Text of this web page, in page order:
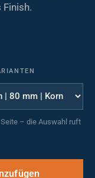
– die Auswahl ruft